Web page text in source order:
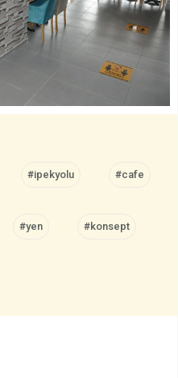
#ipekyolu #cafe
#yen #konsept